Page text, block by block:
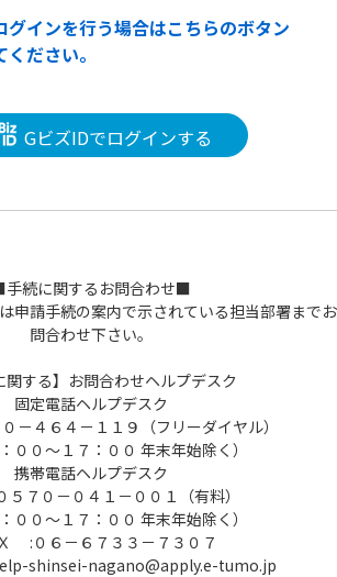
グインを行う場合はこちらのボタン
ださい。
GビズIDでログインする
続に関するお問合わせ■
申請手続の案内で示されている担当部署までお
問合わせ下さい。
関する】お問合わせヘルプデスク
固定電話ヘルプデスク
－４６４－１１９（フリーダイヤル）
：００～１７：００ 年末年始除く）
携帯電話ヘルプデスク
５７０－０４１－００１（有料）
：００～１７：００ 年末年始除く）
:０６－６７３３－７３０７
shinsei-nagano@apply.e-tumo.jp